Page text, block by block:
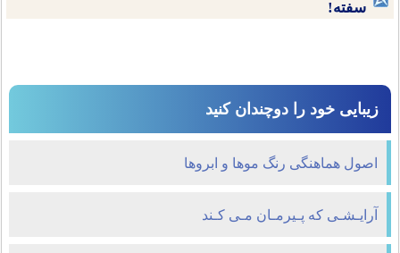
سفته!
زیبایی خود را دوچندان کنید
اصول هماهنگی رنگ موها و ابروها
آرایـشـی که پـیرمـان مـی کـند